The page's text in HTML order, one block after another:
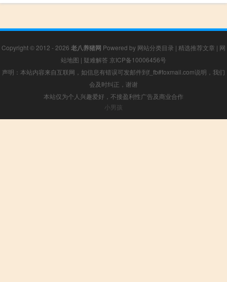
Copyright © 2012 - 2026 老八养猪网 Powered by 网站分类目录 | 精选推荐文章 | 网
站地图 | 疑难解答 京ICP备10006456号
声明：本站内容来自互联网，如信息有错误可发邮件到f_fb#foxmail.com说明，我们
会及时纠正，谢谢
本站仅为个人兴趣爱好，不接盈利性广告及商业合作
小男孩